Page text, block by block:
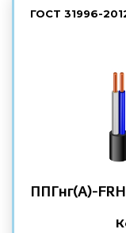
ГОСТ 31996-
ППГнг(А)-